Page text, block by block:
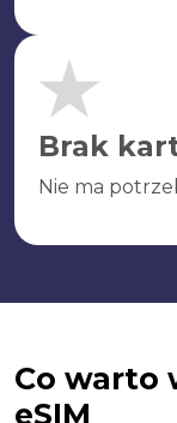
Brak
Nie ma
Co warto
eSIM